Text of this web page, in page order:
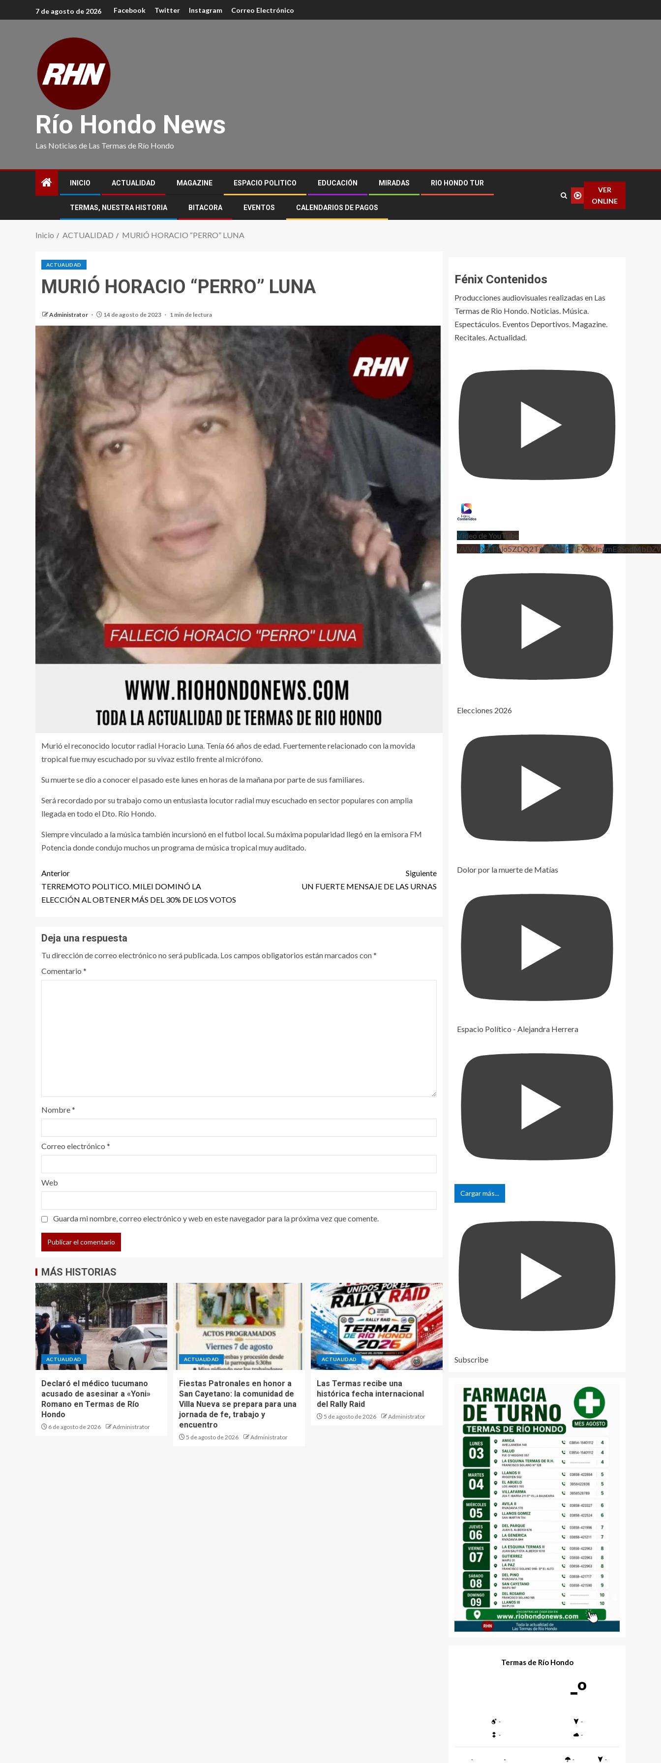
7 de agosto de 2026 Facebook Twitter Instagram Correo Electrónico
Río Hondo News
Las Noticias de Las Termas de Río Hondo
INICIO ACTUALIDAD MAGAZINE ESPACIO POLITICO EDUCACIÓN MIRADAS RIO HONDO TUR
TERMAS, NUESTRA HISTORIA BITACORA EVENTOS CALENDARIOS DE PAGOS
VER
ONLINE
Inicio ACTUALIDAD MURIÓ HORACIO “PERRO” LUNA
ACTUALIDAD
MURIÓ HORACIO “PERRO” LUNA
Administrator 14 de agosto de 2023 1 min de lectura
Murió el reconocido locutor radial Horacio Luna. Tenía 66 años de edad. Fuertemente relacionado con la movida
tropical fue muy escuchado por su vivaz estilo frente al micrófono.
Su muerte se dio a conocer el pasado este lunes en horas de la mañana por parte de sus familiares.
Será recordado por su trabajo como un entusiasta locutor radial muy escuchado en sector populares con amplia
llegada en todo el Dto. Río Hondo.
Siempre vinculado a la música también incursionó en el futbol local. Su máxima popularidad llegó en la emisora FM
Potencia donde condujo muchos un programa de música tropical muy auditado.
Anterior
TERREMOTO POLITICO. MILEI DOMINÓ LA
ELECCIÓN AL OBTENER MÁS DEL 30% DE LOS VOTOS
Siguiente
UN FUERTE MENSAJE DE LAS URNAS
Deja una respuesta
Tu dirección de correo electrónico no será publicada. Los campos obligatorios están marcados con*
Comentario *
Nombre*
Correo electrónico *
Web
Guarda mi nombre, correo electrónico y web en este navegador para la próxima vez que comente.
MÁS HISTORIAS
ACTUALIDAD
Declaró el médico tucumano
acusado de asesinar a «Yoni»
Romano en Termas de Río
Hondo
6 de agosto de 2026 Administrator
ACTUALIDAD
Fiestas Patronales en honor a
San Cayetano: la comunidad de
Villa Nueva se prepara para una
jornada de fe, trabajo y
encuentro
5 de agosto de 2026 Administrator
ACTUALIDAD
Las Termas recibe una
histórica fecha internacional
del Rally Raid
5 de agosto de 2026 Administrator
Fénix Contenidos
Producciones audiovisuales realizadas en Las
Termas de Rio Hondo. Noticias. Música.
Espectáculos. Eventos Deportivos. Magazine.
Recitales. Actualidad.
Vídeo de YouTube
Elecciones 2026
Dolor por la muerte de Matías
Espacio Político - Alejandra Herrera
Cargar más...
Subscribe
Termas de Río Hondo
-º
-
-
-
-
- - - -